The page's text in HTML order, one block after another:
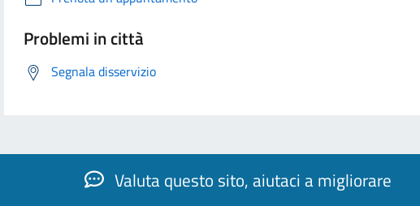
Problemi in città
Segnala disservizio
Valuta questo sito, aiutaci a migliorare